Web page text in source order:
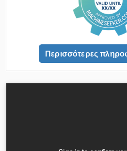
δεξαμενής ανοιγόμενος με 2
Ασφάλιση πάτου με σφιγκτήρες, βίδες
γαλβανισμένη ράβδο Πνευματικό
Ένδειξη περιεχομένου δοχείου με
εξωτερική κλίμακα ένδειξης Ποδιά
με ελεύθερη ροή ή μέσω εμβόλου
ανύψωσης/χαμήλωσης ανά άξονα
εγκεκριμένη μακρά οδοντωτή δοκός
Περισσότερες